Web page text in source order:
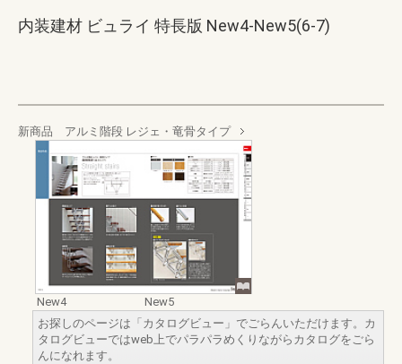
内装建材 ビュライ 特長版 New4-New5(6-7)
新商品 アルミ階段 レジェ・竜骨タイプ
New4
New5
お探しのページは「カタログビュー」でごらんいただけます。カ
タログビューではweb上でパラパラめくりながらカタログをごら
んになれます。